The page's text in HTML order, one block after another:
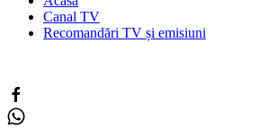
Canal TV
Recomandări TV și emisiuni